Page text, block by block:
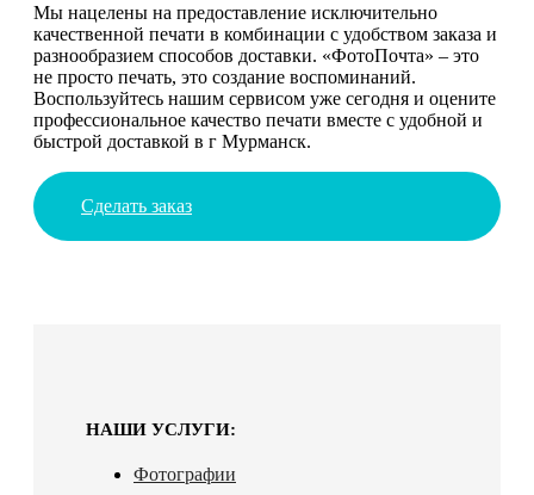
Мы нацелены на предоставление исключительно
качественной печати в комбинации с удобством заказа и
разнообразием способов доставки. «ФотоПочта» – это
не просто печать, это создание воспоминаний.
Воспользуйтесь нашим сервисом уже сегодня и оцените
профессиональное качество печати вместе с удобной и
быстрой доставкой в г Мурманск.
Сделать заказ
НАШИ УСЛУГИ:
Фотографии